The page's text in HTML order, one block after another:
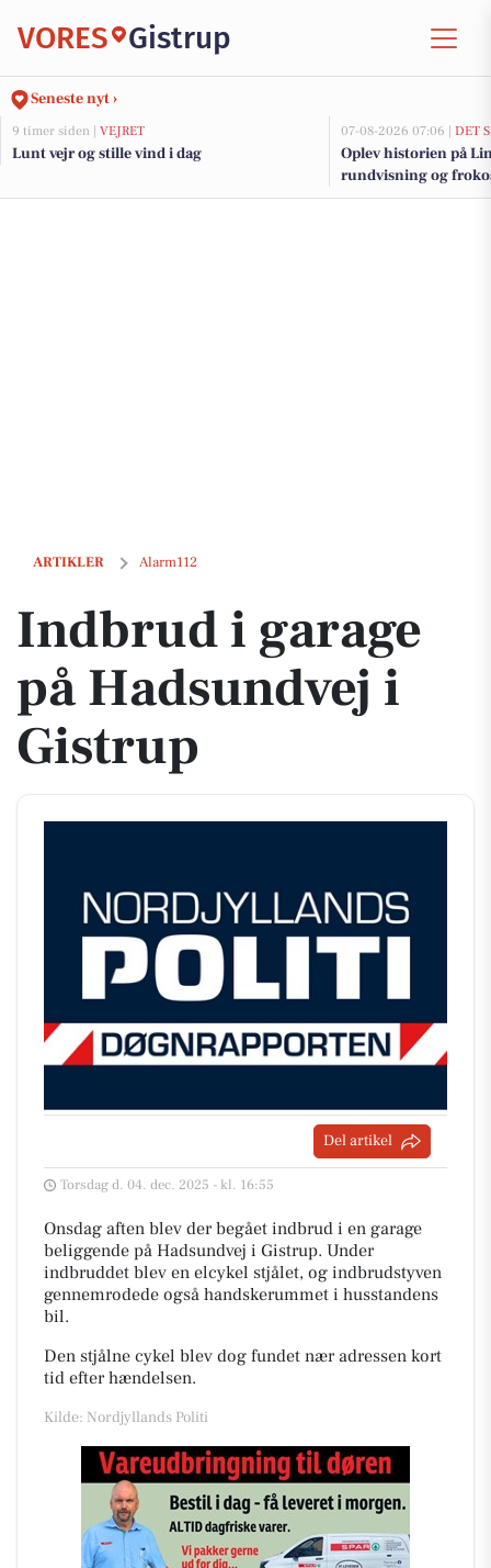
VORES Gistrup
Seneste nyt ›
9 timer siden | VEJRET
Lunt vejr og stille vind i dag
07-08-2026 07:06 | DET
Oplev historien på
rundvisning og
ARTIKLER Alarm112
Indbrud i garage på Hadsundvej i Gistrup
Indbrud i garage
på Hadsundvej i
Gistrup
Del artikel
Torsdag d. 04. dec. 2025 - kl. 16:55
Onsdag aften blev der begået indbrud i en garage
beliggende på Hadsundvej i Gistrup. Under
indbruddet blev en elcykel stjålet, og indbrudstyven
gennemrodede også handskerummet i husstandens
bil.
Den stjålne cykel blev dog fundet nær adressen kort
tid efter hændelsen.
Kilde: Nordjyllands Politi